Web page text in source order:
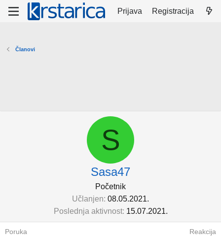
Prijava Registracija
Članovi
S
Sasa47
Početnik
Učlanjen 08.05.2021.
Poslednja aktivnost 15.07.2021.
Poruka Reakcija